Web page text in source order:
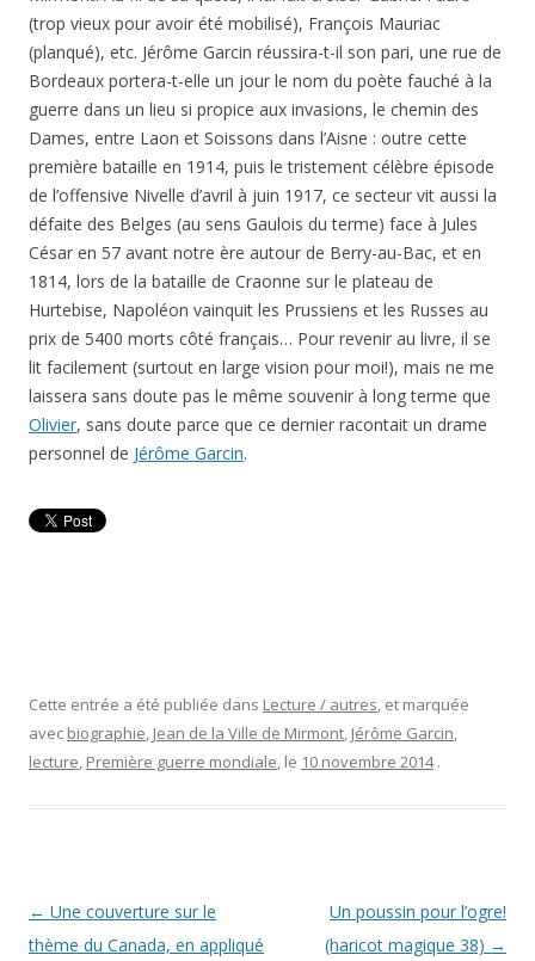
(trop vieux pour avoir été mobilisé), François Mauriac
(planqué), etc. Jérôme Garcin réussira-t-il son pari, une rue de
Bordeaux portera-t-elle un jour le nom du poète fauché à la
guerre dans un lieu si propice aux invasions, le chemin des
Dames, entre Laon et Soissons dans l’Aisne : outre cette
première bataille en 1914, puis le tristement célèbre épisode
de l’offensive Nivelle d’avril à juin 1917, ce secteur vit aussi la
défaite des Belges (au sens Gaulois du terme) face à Jules
César en 57 avant notre ère autour de Berry-au-Bac, et en
1814, lors de la bataille de Craonne sur le plateau de
Hurtebise, Napoléon vainquit les Prussiens et les Russes au
prix de 5400 morts côté français… Pour revenir au livre, il se
lit facilement (surtout en large vision pour moi!), mais ne me
laissera sans doute pas le même souvenir à long terme que
Olivier, sans doute parce que ce dernier racontait un drame
personnel de Jérôme Garcin.
Cette entrée a été publiée dans Lecture / autres, et marquée
avec biographie, Jean de la Ville de Mirmont, Jérôme Garcin,
lecture, Première guerre mondiale, le 10 novembre 2014 .
Navigation
des
← Une couverture sur le
thème du Canada, en appliqué
Un poussin pour l’ogre!
(haricot magique 38) →